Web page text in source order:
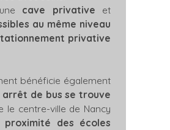
cave privative et
au même niveau
privative
bénéficie également
arrêt de bus se trouve
le centre-ville de Nancy
proximité des écoles